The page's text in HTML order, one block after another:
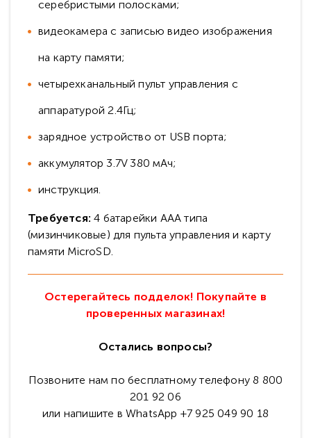
серебристыми полосками;
видеокамера с записью видео изображения
на карту памяти;
четырехканальный пульт управления с
аппаратурой 2.4Гц;
зарядное устройство от USB порта;
аккумулятор 3.7V 380 мАч;
инструкция.
Требуется: 4 батарейки ААА типа
(мизинчиковые) для пульта управления и карту
памяти MicroSD.
Остерегайтесь подделок! Покупайте в
проверенных магазинах!
Остались вопросы?
Позвоните нам по бесплатному телефону 8 800
201 92 06
или напишите в WhatsApp +7 925 049 90 18